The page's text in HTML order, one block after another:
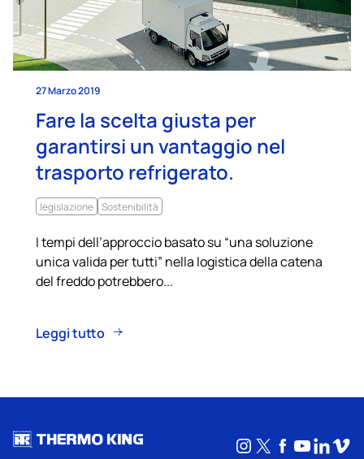
27 Marzo 2019
Fare la scelta giusta per
garantirsi un vantaggio nel
trasporto refrigerato.
legislazione Sostenibilità
I tempi dell’approccio basato su “una soluzione
unica valida per tutti” nella logistica della catena
del freddo potrebbero...
Leggi tutto
Instagram
X Facebook